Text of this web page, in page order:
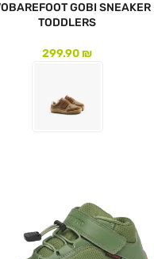
GOBI SNEAKER
TODDLERS
299.90₪